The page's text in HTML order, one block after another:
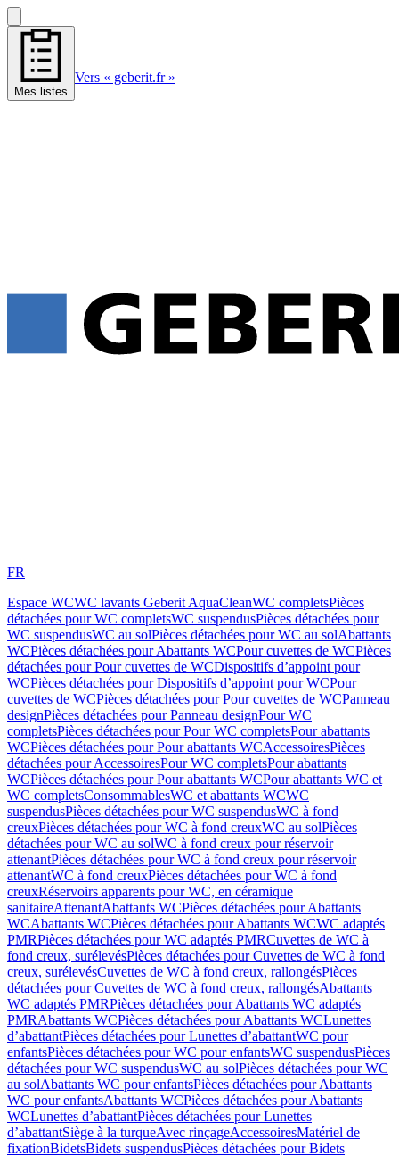
Mes listes
Vers « geberit.fr »
FR
Espace WCWC lavants Geberit AquaCleanWC completsPièces
détachées pour WC completsWC suspendusPièces détachées pour
WC suspendusWC au solPièces détachées pour WC au solAbattants
WCPièces détachées pour Abattants WCPour cuvettes de WCPièces
détachées pour Pour cuvettes de WCDispositifs d’appoint pour
WCPièces détachées pour Dispositifs d’appoint pour WCPour
cuvettes de WCPièces détachées pour Pour cuvettes de WCPanneau
designPièces détachées pour Panneau designPour WC
completsPièces détachées pour Pour WC completsPour abattants
WCPièces détachées pour Pour abattants WCAccessoiresPièces
détachées pour AccessoiresPour WC completsPour abattants
WCPièces détachées pour Pour abattants WCPour abattants WC et
WC completsConsommablesWC et abattants WCWC
suspendusPièces détachées pour WC suspendusWC à fond
creuxPièces détachées pour WC à fond creuxWC au solPièces
détachées pour WC au solWC à fond creux pour réservoir
attenantPièces détachées pour WC à fond creux pour réservoir
attenantWC à fond creuxPièces détachées pour WC à fond
creuxRéservoirs apparents pour WC, en céramique
sanitaireAttenantAbattants WCPièces détachées pour Abattants
WCAbattants WCPièces détachées pour Abattants WCWC adaptés
PMRPièces détachées pour WC adaptés PMRCuvettes de WC à
fond creux, surélevésPièces détachées pour Cuvettes de WC à fond
creux, surélevésCuvettes de WC à fond creux, rallongésPièces
détachées pour Cuvettes de WC à fond creux, rallongésAbattants
WC adaptés PMRPièces détachées pour Abattants WC adaptés
PMRAbattants WCPièces détachées pour Abattants WCLunettes
d’abattantPièces détachées pour Lunettes d’abattantWC pour
enfantsPièces détachées pour WC pour enfantsWC suspendusPièces
détachées pour WC suspendusWC au solPièces détachées pour WC
au solAbattants WC pour enfantsPièces détachées pour Abattants
WC pour enfantsAbattants WCPièces détachées pour Abattants
WCLunettes d’abattantPièces détachées pour Lunettes
d’abattantSiège à la turqueAvec rinçageAccessoiresMatériel de
fixationBidetsBidets suspendusPièces détachées pour Bidets